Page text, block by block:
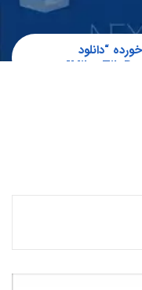
“دانلود
MikroTik